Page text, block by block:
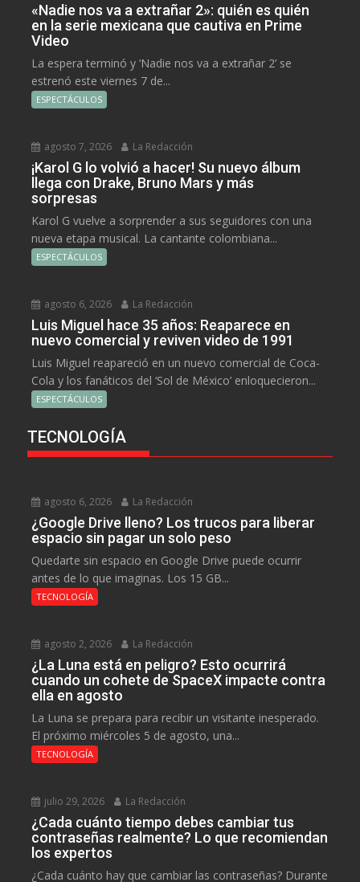
«Nadie nos va a extrañar 2»: quién es quién
en la serie mexicana que cautiva en Prime
Video
La espera terminó y ‘Nadie nos va a extrañar 2’ se
estrenó este viernes 7 de...
ESPECTÁCULOS
agosto 7, 2026 La Redacción
¡Karol G lo volvió a hacer! Su nuevo álbum
llega con Drake, Bruno Mars y más
sorpresas
Karol G vuelve a sorprender a sus seguidores con una
nueva etapa musical. La cantante colombiana...
ESPECTÁCULOS
agosto 6, 2026 La Redacción
Luis Miguel hace 35 años: Reaparece en
nuevo comercial y reviven video de 1991
Luis Miguel reapareció en un nuevo comercial de Coca-
Cola y los fanáticos del ‘Sol de México’ enloquecieron...
ESPECTÁCULOS
TECNOLOGÍA
agosto 6, 2026 La Redacción
¿Google Drive lleno? Los trucos para liberar
espacio sin pagar un solo peso
Quedarte sin espacio en Google Drive puede ocurrir
antes de lo que imaginas. Los 15 GB...
TECNOLOGÍA
agosto 2, 2026 La Redacción
¿La Luna está en peligro? Esto ocurrirá
cuando un cohete de SpaceX impacte contra
ella en agosto
La Luna se prepara para recibir un visitante inesperado.
El próximo miércoles 5 de agosto, una...
TECNOLOGÍA
julio 29, 2026 La Redacción
¿Cada cuánto tiempo debes cambiar tus
contraseñas realmente? Lo que recomiendan
los expertos
¿Cada cuánto hay que cambiar las contraseñas? Durante